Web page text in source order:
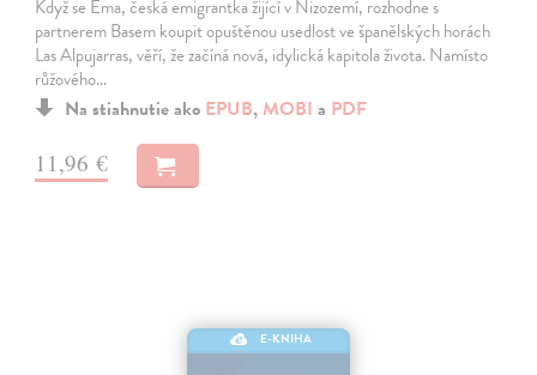
Když se Ema, česká emigrantka žijící v Nizozemí, rozhodne s
partnerem Basem koupit opuštěnou usedlost ve španělských horách
Las Alpujarras, věří, že začíná nová, idylická kapitola života. Namísto
růžového…
Na stiahnutie ako EPUB, MOBI a PDF
11,96 €
E-KNIHA